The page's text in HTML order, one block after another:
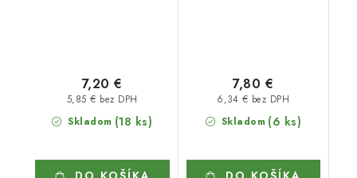
Skladom (18 ks)
5,85 € bez DPH
7,20 €
Skladom (6 ks)
6,34 € bez DPH
7,80 €